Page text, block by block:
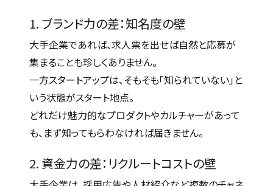
1. ブランド力の差：知名度の壁
大手企業であれば、求人票を出せば自然と応募が
集まることも珍しくありません。
一方スタートアップは、そもそも「知られていない」と
いう状態がスタート地点。
どれだけ魅力的なプロダクトやカルチャーがあって
も、まず知ってもらわなければ届きません。
2. 資金力の差：リクルートコストの壁